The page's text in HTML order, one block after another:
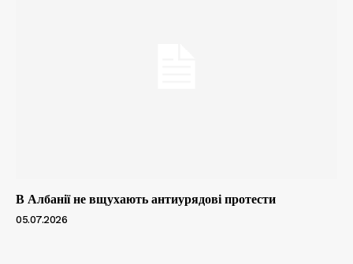
В Албанії не вщухають антиурядові протести
05.07.2026